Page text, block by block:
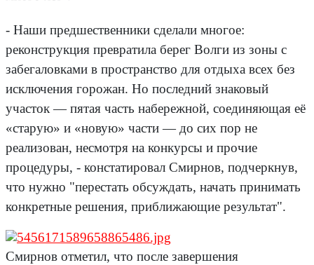
- Наши предшественники сделали многое:
реконструкция превратила берег Волги из зоны с
забегаловками в пространство для отдыха всех без
исключения горожан. Но последний знаковый
участок — пятая часть набережной, соединяющая её
«старую» и «новую» части — до сих пор не
реализован, несмотря на конкурсы и прочие
процедуры, - констатировал Смирнов, подчеркнув,
что нужно "перестать обсуждать, начать принимать
конкретные решения, приближающие результат".
Смирнов отметил, что после завершения